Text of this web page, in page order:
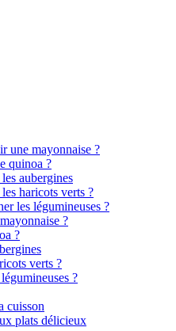
une mayonnaise ?
quinoa ?
aubergines
haricots verts ?
les légumineuses ?
?
?
verts ?
?
cuisson
plats délicieux